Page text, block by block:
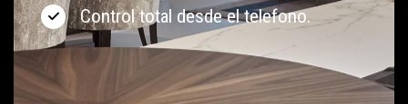
Control total desde el telefono.